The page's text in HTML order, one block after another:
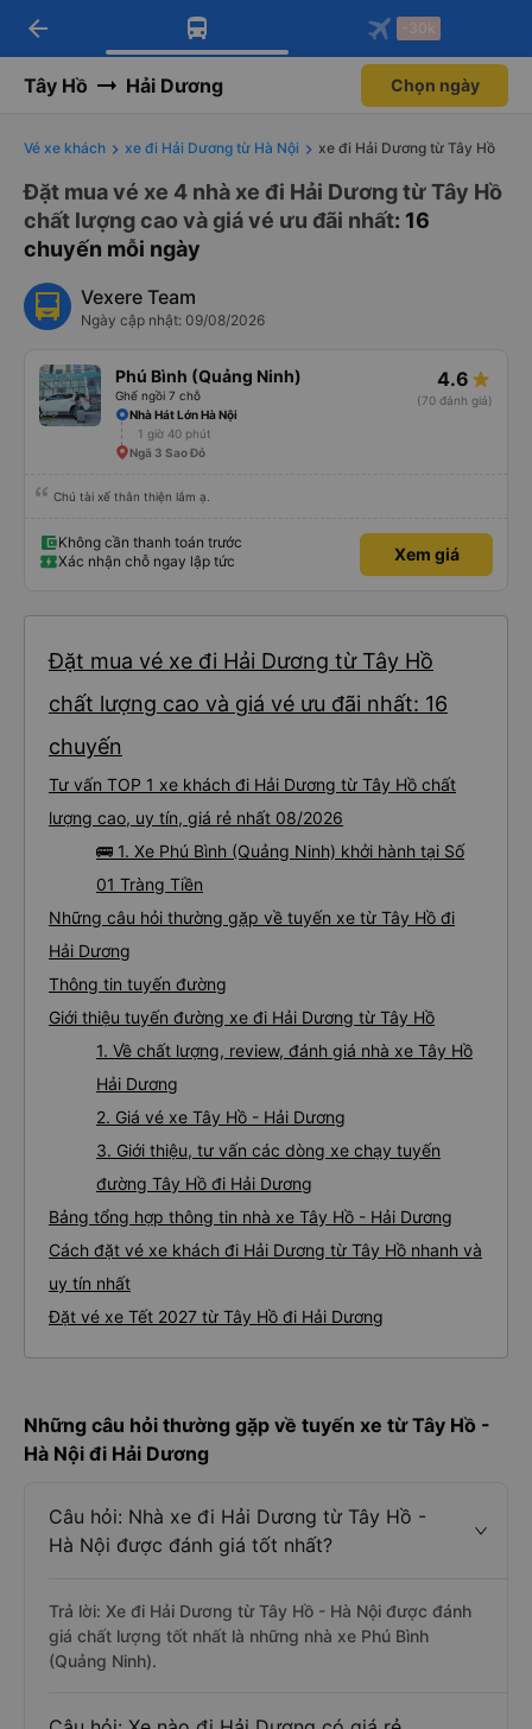
Tải app Vexere ngay!
Nhận ưu đãi thành viên độc
Mở app
Tải app Vexere
-30k/ghế khi đặt vé máy bay qua
Mở app
arrow_back -30k
Tây Hồ Hải Dương Chọn ngày
Vé xe khách xe đi Hải Dương từ Hà Nội xe đi Hải Dương từ Tây Hồ
Đặt mua vé xe 4 nhà xe đi Hải Dương từ Tây Hồ
chất lượng cao và giá vé ưu đãi nhất: 16
chuyến mỗi ngày
Vexere Team
Ngày cập nhật: 09/08/2026
Phú Bình (Quảng Ninh)
Ghế ngồi 7 chỗ
4.6
(70 đánh giá)
Nhà Hát Lớn Hà Nội
1 giờ 40 phút
Ngã 3 Sao Đỏ
Chú tài xế thân thiện lắm ạ.
Không cần thanh toán trước
Xác nhận chỗ ngay lập tức
Xem giá
Đặt mua vé xe đi Hải Dương từ Tây Hồ
chất lượng cao và giá vé ưu đãi nhất: 16
chuyến
Tư vấn TOP 1 xe khách đi Hải Dương từ Tây Hồ chất
lượng cao, uy tín, giá rẻ nhất 08/2026
🚌 1. Xe Phú Bình (Quảng Ninh) khởi hành tại Số
01 Tràng Tiền
Những câu hỏi thường gặp về tuyến xe từ Tây Hồ đi
Hải Dương
Thông tin tuyến đường
Giới thiệu tuyến đường xe đi Hải Dương từ Tây Hồ
1. Về chất lượng, review, đánh giá nhà xe Tây Hồ
Hải Dương
2. Giá vé xe Tây Hồ - Hải Dương
3. Giới thiệu, tư vấn các dòng xe chạy tuyến
đường Tây Hồ đi Hải Dương
Bảng tổng hợp thông tin nhà xe Tây Hồ - Hải Dương
Cách đặt vé xe khách đi Hải Dương từ Tây Hồ nhanh và
uy tín nhất
Đặt vé xe Tết 2027 từ Tây Hồ đi Hải Dương
Những câu hỏi thường gặp về tuyến xe từ Tây Hồ -
Hà Nội đi Hải Dương
Câu hỏi: Nhà xe đi Hải Dương từ Tây Hồ -
Hà Nội được đánh giá tốt nhất?
Trả lời: Xe đi Hải Dương từ Tây Hồ - Hà Nội được đánh
giá chất lượng tốt nhất là những nhà xe Phú Bình
(Quảng Ninh).